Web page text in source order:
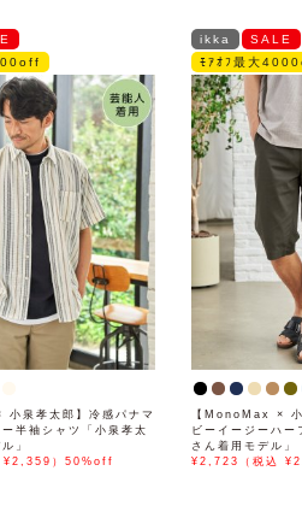
泉孝太郎】冷感パナマ
半袖シャツ「小泉孝太
」
¥2,359）50%off
ikka
SALE
ﾓｱｵﾌ最大
【MonoMax ×
ビーイージーハー
さん着用モデル」
¥2,723（税込